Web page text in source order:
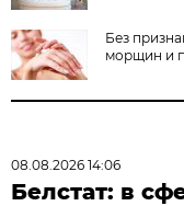
Без
морщин и
08.08.2026 14:06
Белстат: в